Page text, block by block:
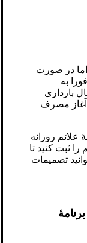
در صورت
به
بارداری
آغاز مصرف
علائم روزانه
ثبت کنید تا
تصمیمات